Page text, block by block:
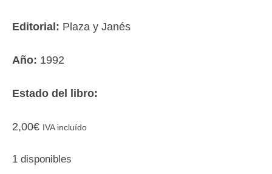
Editorial: Plaza y Janés
Año: 1992
Estado del libro:
2,00€ IVA incluído
1 disponibles